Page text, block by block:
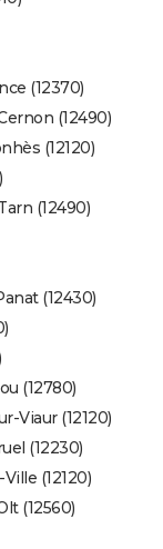
(12370)
(12490)
(12120)
(12490)
(12430)
(12780)
Viaur (12120)
(12230)
(12120)
(12560)